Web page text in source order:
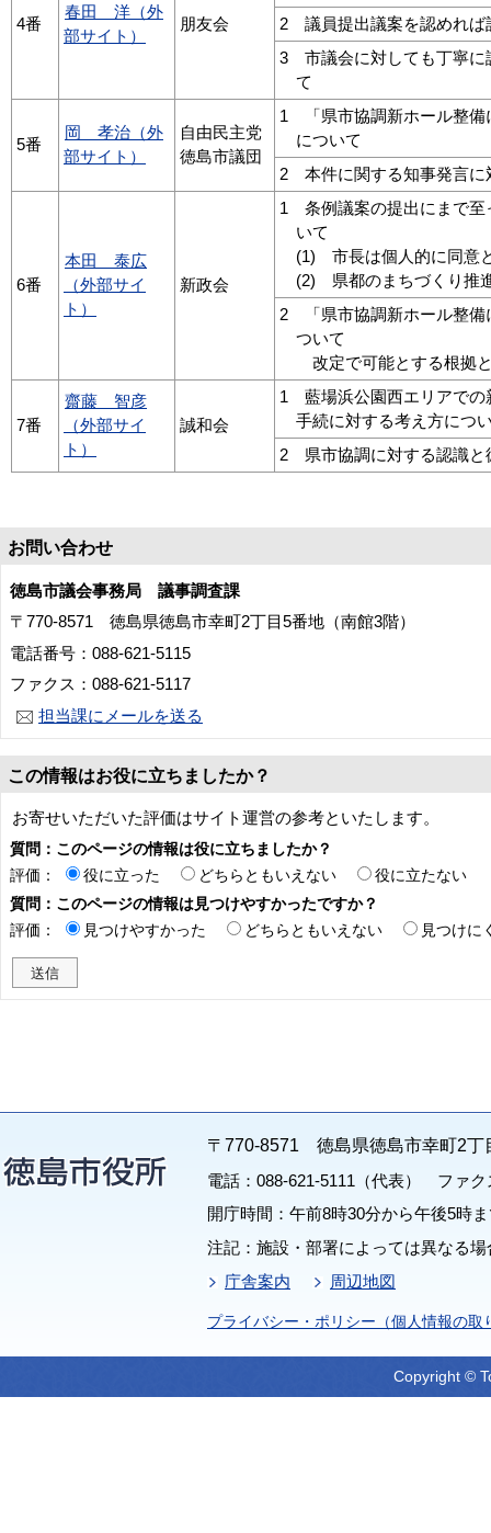
4番
春田 洋（外
部サイト）
朋友会
2 議員提出議案を認めれば
3 市議会に対しても丁寧に
て
5番
岡 孝治（外
部サイト）
自由民主党
徳島市議団
1 「県市協調新ホール整備
について
2 本件に関する知事発言に
6番
本田 泰広
（外部サイ
ト）
新政会
1 条例議案の提出にまで至
いて
(1) 市長は個人的に同意
(2) 県都のまちづくり推
2 「県市協調新ホール整備
ついて
改定で可能とする根拠
7番
齋藤 智彦
（外部サイ
ト）
誠和会
1 藍場浜公園西エリアでの
手続に対する考え方につ
2 県市協調に対する認識と
お問い合わせ
徳島市議会事務局 議事調査課
〒770-8571 徳島県徳島市幸町2丁目5番地（南館3階）
電話番号：088-621-5115
ファクス：088-621-5117
担当課にメールを送る
この情報はお役に立ちましたか？
お寄せいただいた評価はサイト運営の参考といたします。
質問：このページの情報は役に立ちましたか？
評価：
役に立った どちらともいえない
役に立たない
質問：このページの情報は見つけやすかったですか？
評価：
見つけやすかった どちらともいえない 見つけに
〒770-8571 徳島県徳島市幸町2丁
電話：088-621-5111（代表） ファク
開庁時間：午前8時30分から午後5時
注記：施設・部署によっては異なる
庁舎案内
周辺地図
プライバシー・ポリシー（個人情報の取
Copyright ©